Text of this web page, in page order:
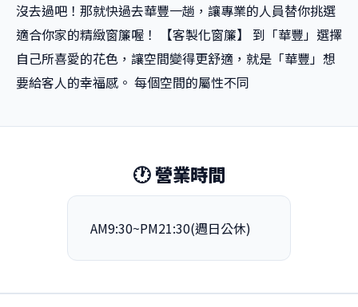
沒去過吧！那就快過去華豐一趟，讓專業的人員替你挑選
適合你家的精緻窗簾喔！ 【客製化窗簾】 到「華豐」選擇
自己所喜愛的花色，讓空間變得更舒適，就是「華豐」想
要給客人的幸福感。 每個空間的屬性不同
🕐 營業時間
AM9:30~PM21:30(週日公休)